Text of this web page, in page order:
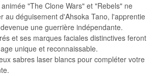
"The Clone Wars" et "Rebels" ne
au déguisement d'Ahsoka Tano, l'apprentie
une guerrière indépendante.
et ses marques faciales distinctives feront
unique et reconnaissable.
sabres laser blancs pour compléter votre